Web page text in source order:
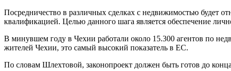
Посредничество в различных сделках с недвижимостью будет
квалификацией. Целью данного шага является обеспечение
В минувшем году в Чехии работали около 15.300 агентов по
жителей Чехии, это самый высокий показатель в ЕС.
По словам Шлехтовой, законопроект должен быть готов до